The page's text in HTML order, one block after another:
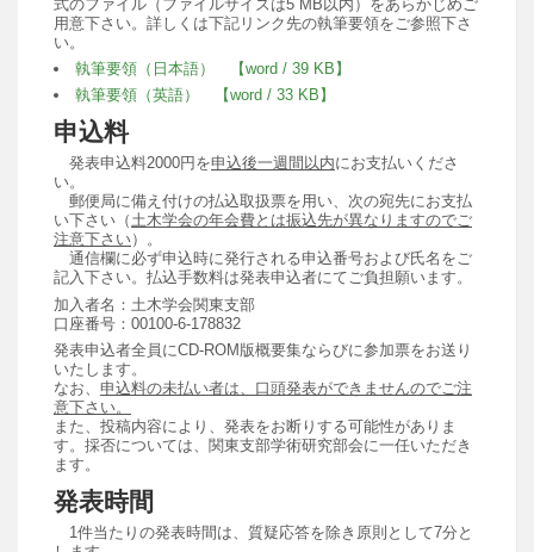
式のファイル（ファイルサイズは5 MB以内）をあらかじめご
用意下さい。詳しくは下記リンク先の執筆要領をご参照下さ
い。
執筆要領（日本語） 【word / 39 KB】
執筆要領（英語） 【word / 33 KB】
申込料
発表申込料2000円を申込後一週間以内にお支払いくださ
い。
郵便局に備え付けの払込取扱票を用い、次の宛先にお支払
い下さい（土木学会の年会費とは振込先が異なりますのでご
注意下さい）。
通信欄に必ず申込時に発行される申込番号および氏名をご
記入下さい。払込手数料は発表申込者にてご負担願います。
加入者名：土木学会関東支部
口座番号：00100-6-178832
発表申込者全員にCD-ROM版概要集ならびに参加票をお送り
いたします。
なお、 申込料の未払い者は、口頭発表ができませんのでご注
意下さい。
また、投稿内容により、発表をお断りする可能性がありま
す。採否については、関東支部学術研究部会に一任いただき
ます。
発表時間
1件当たりの発表時間は、質疑応答を除き原則として7分と